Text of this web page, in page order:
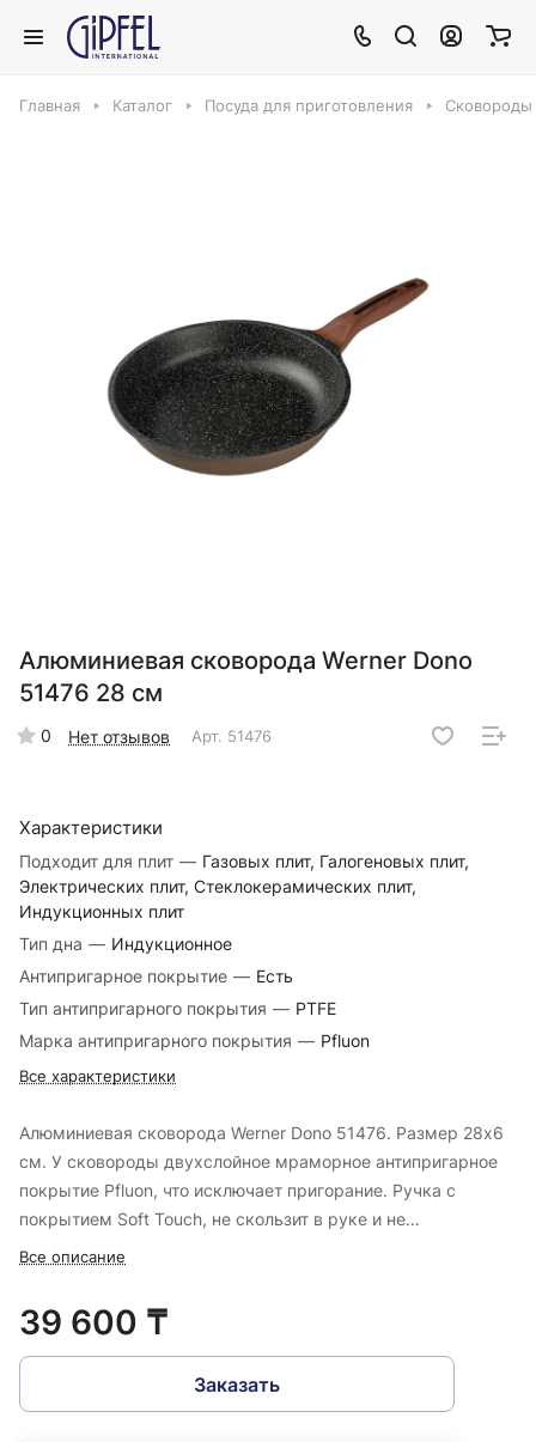
Главная Каталог Посуда для приготовления Сковороды
Алюминиевая сковорода Werner Dono
51476 28 см
0 Нет отзывов Арт. 51476
Характеристики
Подходит для плит — Газовых плит, Галогеновых плит,
Электрических плит, Стеклокерамических плит,
Индукционных плит
Тип дна — Индукционное
Антипригарное покрытие — Есть
Тип антипригарного покрытия — PTFE
Марка антипригарного покрытия — Pfluon
Все характеристики
Алюминиевая сковорода Werner Dono 51476. Размер 28х6
см. У сковороды двухслойное мраморное антипригарное
покрытие Pfluon, что исключает пригорание. Ручка с
покрытием Soft Touch, не скользит в руке и не
нагревается.
Все описание
39 600 ₸
Заказать